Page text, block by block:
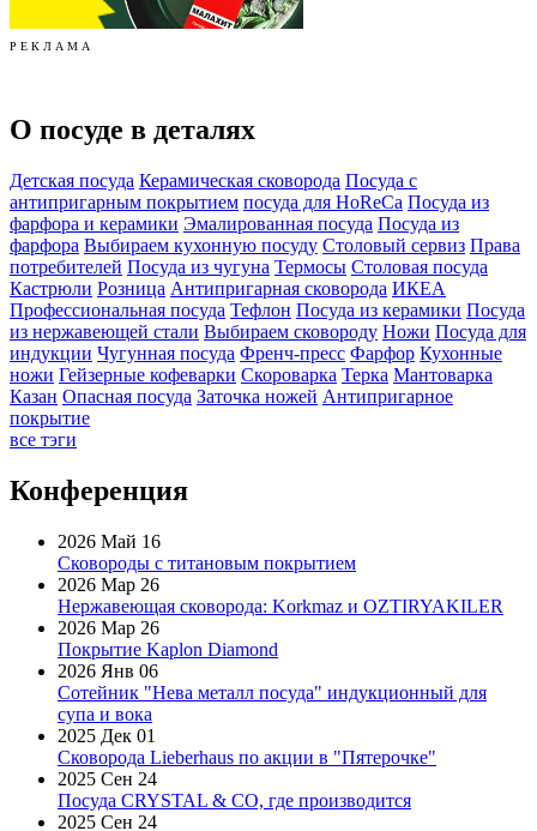
Р Е К Л А М А
О посуде в деталях
Детская посуда Керамическая сковорода Посуда с
антипригарным покрытием посуда для HoReCa Посуда из
фарфора и керамики Эмалированная посуда Посуда из
фарфора Выбираем кухонную посуду Столовый сервиз Права
потребителей Посуда из чугуна Термосы Столовая посуда
Кастрюли Розница Антипригарная сковорода ИКЕА
Профессиональная посуда Тефлон Посуда из керамики Посуда
из нержавеющей стали Выбираем сковороду Ножи Посуда для
индукции Чугунная посуда Френч-пресс Фарфор Кухонные
ножи Гейзерные кофеварки Скороварка Терка Мантоварка
Казан Опасная посуда Заточка ножей Антипригарное
покрытие
все тэги
Конференция
2026 Май 16
Сковороды с титановым покрытием
2026 Мар 26
Нержавеющая сковорода: Korkmaz и OZTIRYAKILER
2026 Мар 26
Покрытие Kaplon Diamond
2026 Янв 06
Сотейник "Нева металл посуда" индукционный для
супа и вока
2025 Дек 01
Сковорода Lieberhaus по акции в "Пятерочке"
2025 Сен 24
Посуда CRYSTAL & CO, где производится
2025 Сен 24